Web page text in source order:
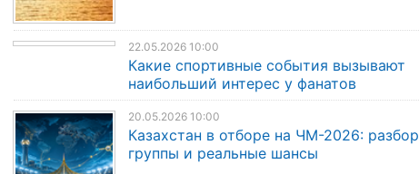
22.05.2026 10:00
Какие спортивные события вызывают
наибольший интерес у фанатов
20.05.2026 10:00
Казахстан в отборе на ЧМ-2026: разбор
группы и реальные шансы